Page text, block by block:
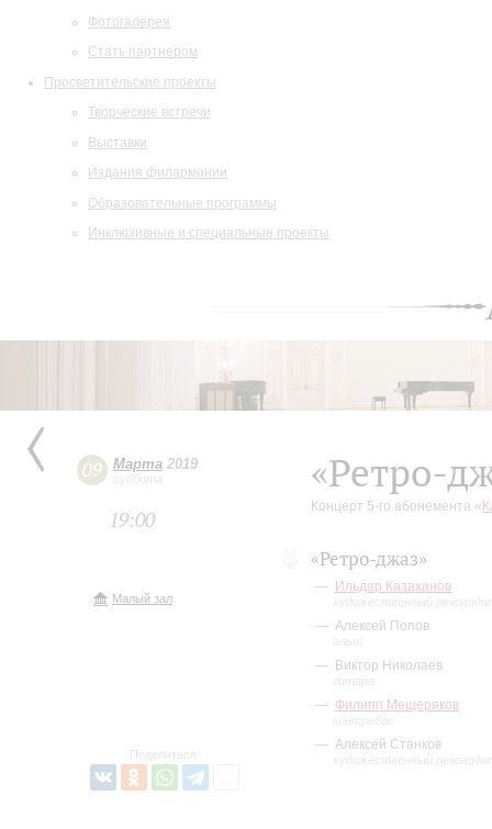
Фотогалерея
Стать партнером
Просветительские проекты
Творческие встречи
Выставки
Издания филармонии
Образовательные программы
Инклюзивные и специальные проекты
09 Марта 2019
суббота
19:00
Малый зал
Поделиться:
«Ретро-
Концерт 5-го абонемента «
«Ретро-джаз»
Ильдар Казаханов
художественный
Алексей Попов
альт
Виктор Николаев
гитара
Филипп Мещеряков
контрабас
Алексей Станков
художественный